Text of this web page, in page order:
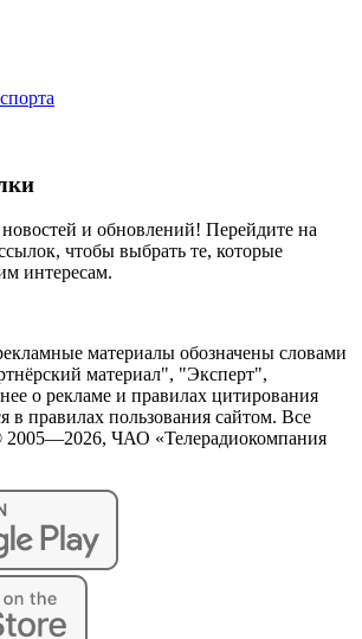
новостей и обновлений! Перейдите на
чтобы выбрать те, которые
интересам.
материалы обозначены словами
материал", "Эксперт",
о рекламе и правилах цитирования
в правилах пользования сайтом. Все
2005—2026, ЧАО «Телерадиокомпания